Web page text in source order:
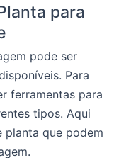
para
pode ser
Para
ferramentas para
tipos. Aqui
planta que podem